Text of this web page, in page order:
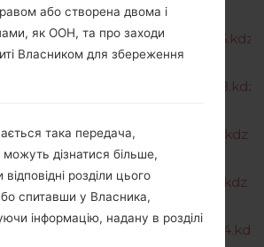
або створена двома і
як ООН, та про заходи
Власником для збереження
така передача,
можуть дізнатися більше,
розділи цього
спитавши у Власника,
інформацію, надану в розділі